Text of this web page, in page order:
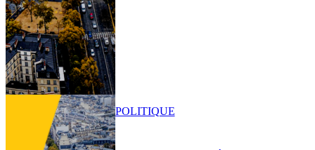
POLITIQUE